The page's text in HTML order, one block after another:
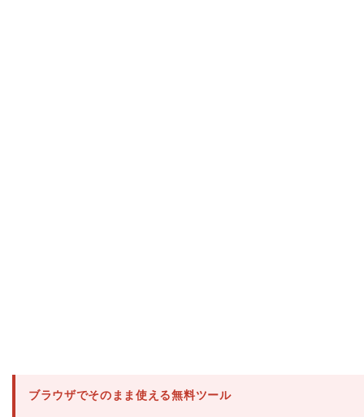
ブラウザでそのまま使える無料ツール